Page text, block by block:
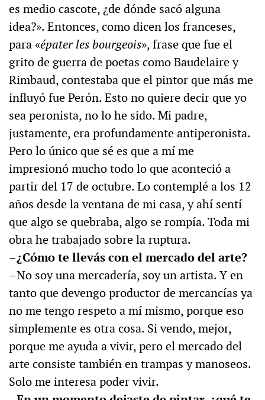
es medio cascote, ¿de dónde sacó alguna
idea?». Entonces, como dicen los franceses,
para «épater les bourgeois», frase que fue el
grito de guerra de poetas como Baudelaire y
Rimbaud, contestaba que el pintor que más me
influyó fue Perón. Esto no quiere decir que yo
sea peronista, no lo he sido. Mi padre,
justamente, era profundamente antiperonista.
Pero lo único que sé es que a mí me
impresionó mucho todo lo que aconteció a
partir del 17 de octubre. Lo contemplé a los 12
años desde la ventana de mi casa, y ahí sentí
que algo se quebraba, algo se rompía. Toda mi
obra he trabajado sobre la ruptura.
–¿Cómo te llevás con el mercado del arte?
–No soy una mercadería, soy un artista. Y en
tanto que devengo productor de mercancías ya
no me tengo respeto a mí mismo, porque eso
simplemente es otra cosa. Si vendo, mejor,
porque me ayuda a vivir, pero el mercado del
arte consiste también en trampas y manoseos.
Solo me interesa poder vivir.